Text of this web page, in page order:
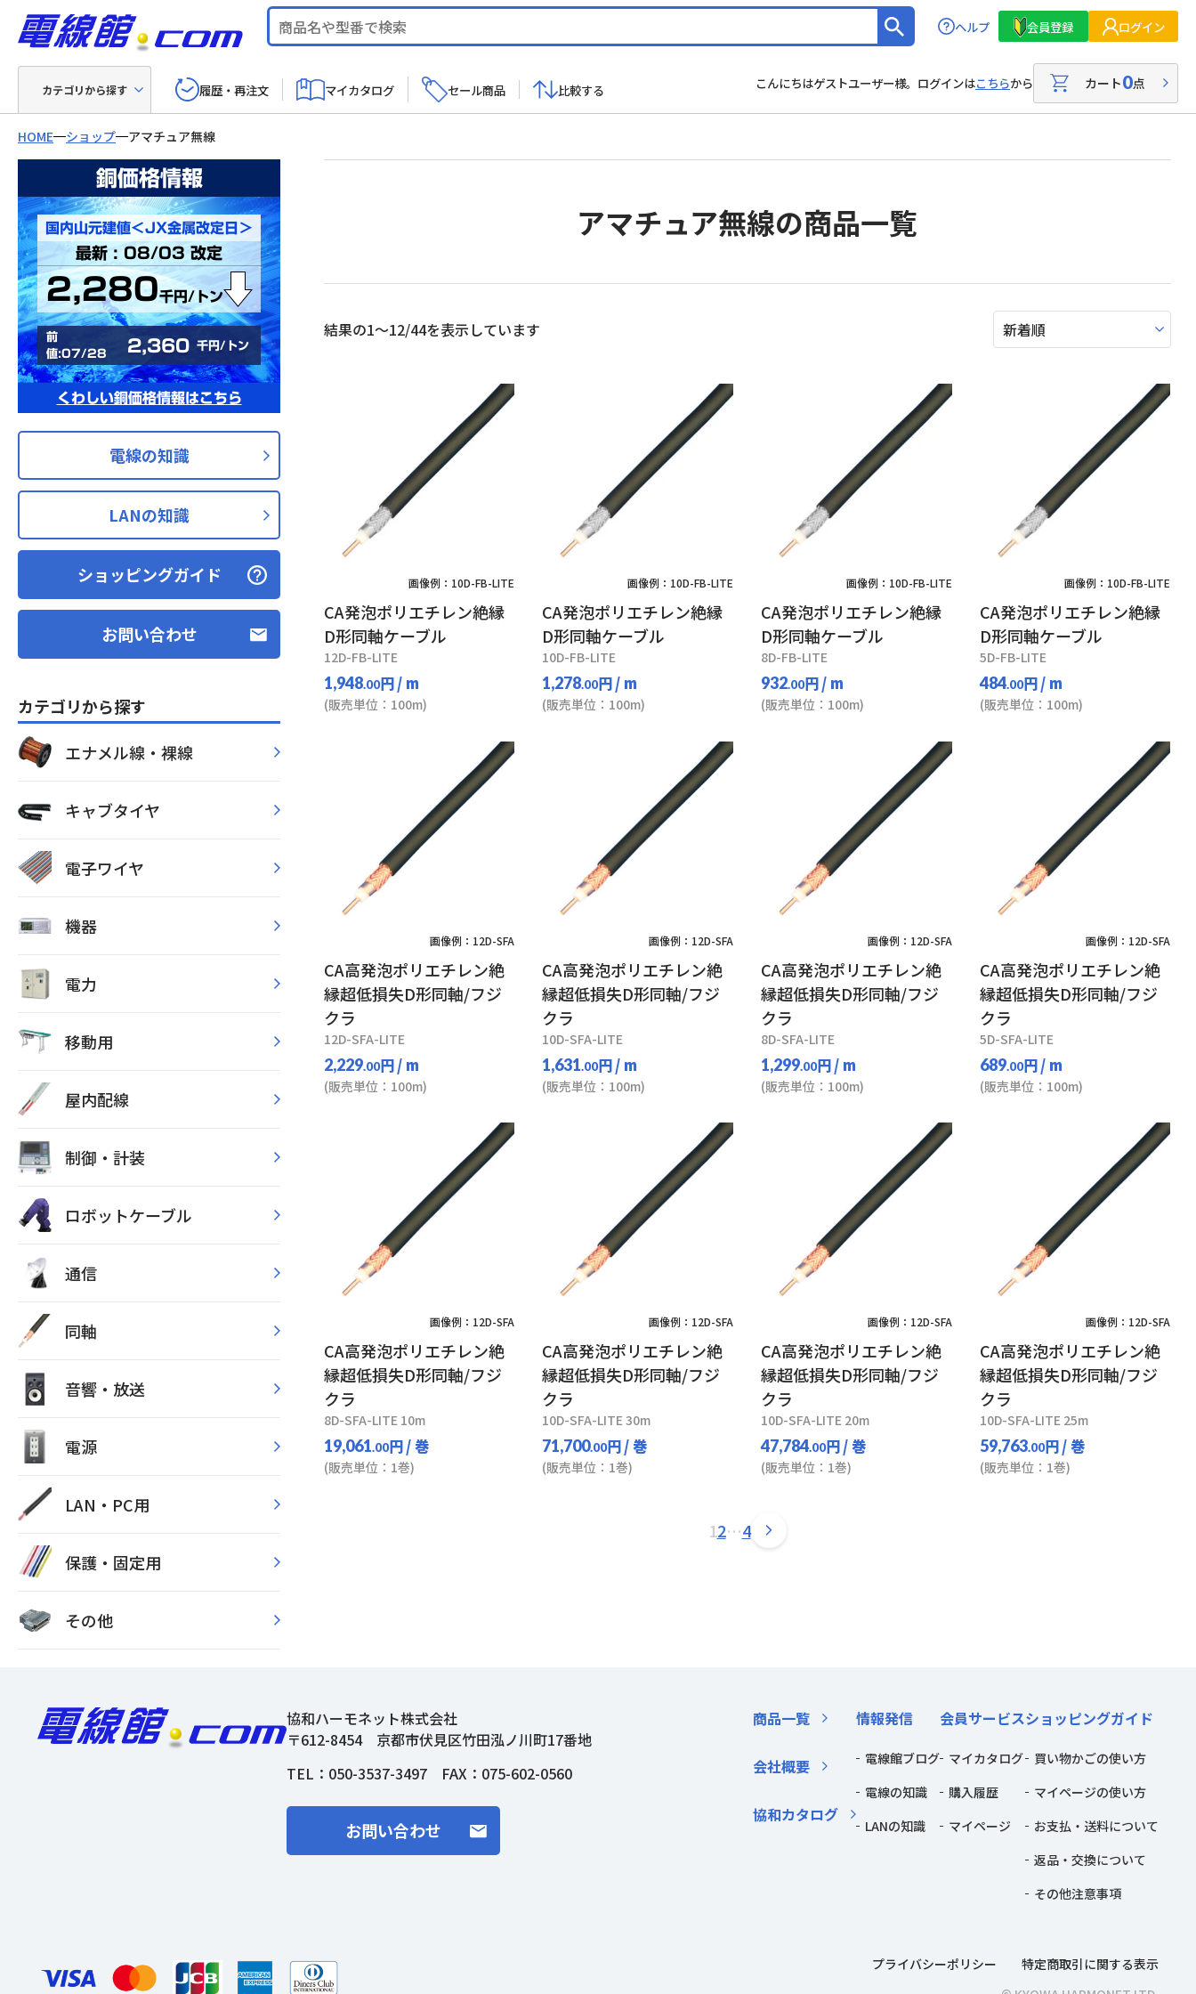
ヘルプ 会員登録 ログイン
カテゴリから探す 履歴・再注文 マイカタログ セール商品 比較する こんにちはゲストユーザー様。ログインはこちらから カート0点
HOME ショップ アマチュア無線
銅価格情報
国内山元建値＜JX金属改定日＞
最新 : 08/03 改定
2,280千円/トン
前
値:07/28
2,360 千円/トン
くわしい銅価格情報はこちら
電線の知識
LANの知識
ショッピングガイド
お問い合わせ
カテゴリから探す
エナメル線・裸線
キャブタイヤ
電子ワイヤ
機器
電力
移動用
屋内配線
制御・計装
ロボットケーブル
通信
同軸
音響・放送
電源
LAN・PC用
保護・固定用
その他
アマチュア無線の商品一覧
結果の1～12/44を表示しています新
画像例：10D-FB-LITE
CA発泡ポリエチレン絶縁
D形同軸ケーブル
12D-FB-LITE
1,948.00円/ m
(販売単位：100m)
画像例：10D-FB-LITE
CA発泡ポリエチレン絶縁
D形同軸ケーブル
10D-FB-LITE
1,278.00円/ m
(販売単位：100m)
画像例：10D-FB-LITE
CA発泡ポリエチレン絶縁
D形同軸ケーブル
8D-FB-LITE
932.00円/ m
(販売単位：100m)
画像例：10D-FB-LITE
CA発泡ポリエチレン絶縁
D形同軸ケーブル
5D-FB-LITE
484.00円/ m
(販売単位：100m)
画像例：12D-SFA
CA高発泡ポリエチレン絶
縁超低損失D形同軸/フジ
クラ
12D-SFA-LITE
2,229.00円/ m
(販売単位：100m)
画像例：12D-SFA
CA高発泡ポリエチレン絶
縁超低損失D形同軸/フジ
クラ
10D-SFA-LITE
1,631.00円/ m
(販売単位：100m)
画像例：12D-SFA
CA高発泡ポリエチレン絶
縁超低損失D形同軸/フジ
クラ
8D-SFA-LITE
1,299.00円/ m
(販売単位：100m)
画像例：12D-SFA
CA高発泡ポリエチレン絶
縁超低損失D形同軸/フジ
クラ
5D-SFA-LITE
689.00円/ m
(販売単位：100m)
画像例：12D-SFA
CA高発泡ポリエチレン絶
縁超低損失D形同軸/フジ
クラ
8D-SFA-LITE 10m
19,061.00円/ 巻
(販売単位：1巻)
画像例：12D-SFA
CA高発泡ポリエチレン絶
縁超低損失D形同軸/フジ
クラ
10D-SFA-LITE 30m
71,700.00円/ 巻
(販売単位：1巻)
画像例：12D-SFA
CA高発泡ポリエチレン絶
縁超低損失D形同軸/フジ
クラ
10D-SFA-LITE 20m
47,784.00円/ 巻
(販売単位：1巻)
画像例：12D-SFA
CA高発泡ポリエチレン絶
縁超低損失D形同軸/フジ
クラ
10D-SFA-LITE 25m
59,763.00円/ 巻
(販売単位：1巻)
12…4
協和ハーモネット株式会社
〒612-8454 京都市伏見区竹田泓ノ川町17番地
TEL： 050-3537-3497 FAX：075-602-0560
お問い合わせ
商品一覧
会社概要
協和カタログ
情報発信
電線館ブログ
電線の知識
LANの知識
会員サービス
マイカタログ
購入履歴
マイページ
ショッピングガイド
買い物かごの使い方
マイページの使い方
お支払・送料について
返品・交換について
その他注意事項
プライバシーポリシー
特定商取引に関する表示